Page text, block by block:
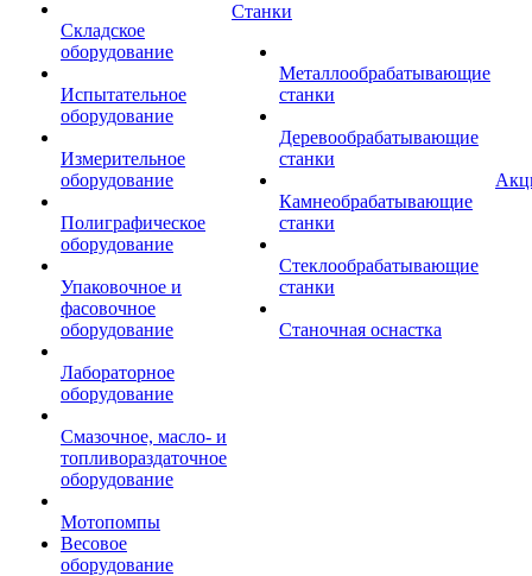
Складское
оборудование
Испытательное
оборудование
Измерительное
оборудование
Полиграфическое
оборудование
Упаковочное и
фасовочное
оборудование
Лабораторное
оборудование
Смазочное, масло- и
топливораздаточное
оборудование
Мотопомпы
Весовое
оборудование
Станки
Металлообрабатывающие
станки
Деревообрабатывающие
станки
Камнеобрабатывающие
станки
Стеклообрабатывающие
станки
Станочная оснастка